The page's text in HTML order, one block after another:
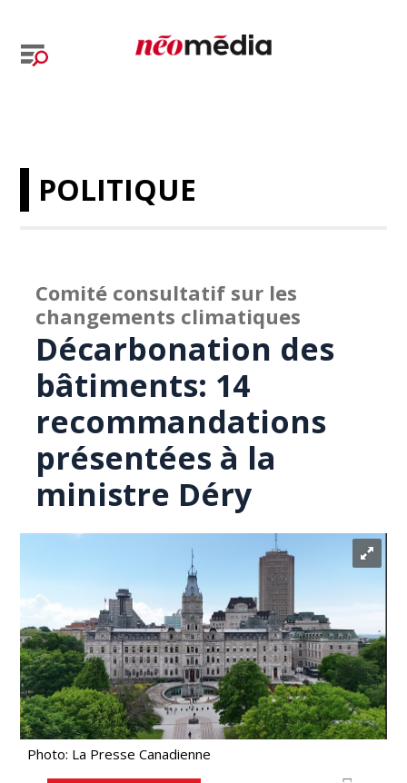
POLITIQUE
Comité consultatif sur les
changements climatiques
Décarbonation des
bâtiments: 14
recommandations
présentées à la
ministre Déry
Photo: La Presse Canadienne